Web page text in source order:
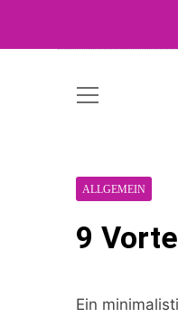
content
ALLGEMEIN
9
Ein